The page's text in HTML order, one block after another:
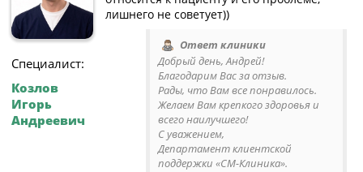
Специалист:
Козлов
Игорь
Андреевич
лишнего не советует))
Ответ клиники
Добрый день, Андрей!
Благодарим Вас за отзыв.
Рады, что Вам все понравилось.
Желаем Вам крепкого здоровья и
всего наилучшего!
С уважением,
Департамент клиентской
поддержки «СМ-Клиника».